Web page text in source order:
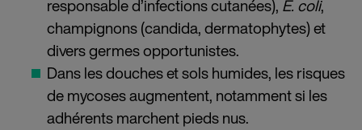
responsable d’infections cutanées), E. coli,
champignons (candida, dermatophytes) et
divers germes opportunistes.
Dans les douches et sols humides, les risques
de mycoses augmentent, notamment si les
adhérents marchent pieds nus.